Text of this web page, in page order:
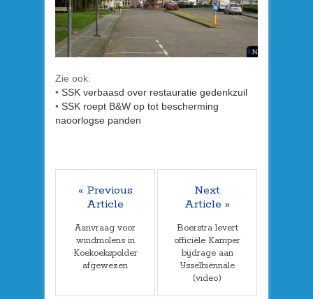
Zie ook:
• SSK verbaasd over restauratie gedenkzuil
• SSK roept B&W op tot bescherming
naoorlogse panden
« Previous
Article
Aanvraag voor
windmolens in
Koekoekspolder
afgewezen
Next
Article »
Boerstra levert
officiële Kamper
bijdrage aan
IJsselbiënnale
(video)